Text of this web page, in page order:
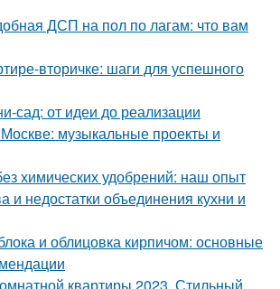
ДСП на пол по лагам: что вам
вторичке: шаги для успешного
сад: от идеи до реализации
музыкальные проекты и
химических удобрений: наш опыт
и недостатки объединения кухни и
и облицовка кирпичом: основные